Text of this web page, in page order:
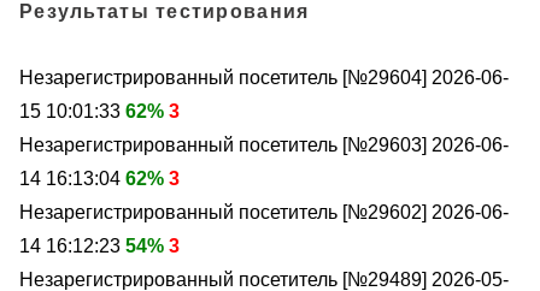
Результаты тестирования
Незарегистрированный посетитель [№29604] 2026-06-
15 10:01:33 62% 3
Незарегистрированный посетитель [№29603] 2026-06-
14 16:13:04 62% 3
Незарегистрированный посетитель [№29602] 2026-06-
14 16:12:23 54% 3
Незарегистрированный посетитель [№29489] 2026-05-